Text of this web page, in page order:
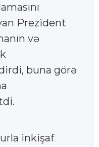
Prezident
və
buna görə
inkişaf